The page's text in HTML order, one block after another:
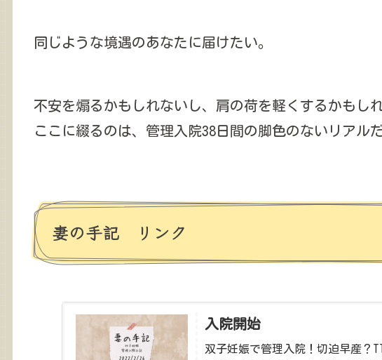
同じような境遇のあなたに届けたい。
不安を煽るかもしれないし、肩の荷を軽くするかもしれ
ここに綴るのは、管理入院38日間の脚色のないリアルだ
妻の手記 リンク
入院開始
双子妊娠で管理入院！切迫早産？